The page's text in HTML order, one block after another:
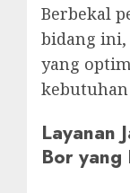
Berbekal
bidang
yang
Layanan
Bor yang